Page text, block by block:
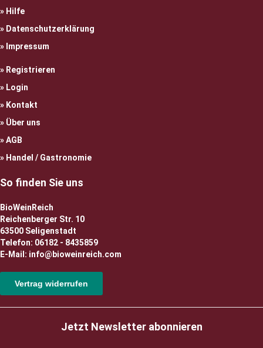
Hilfe
Datenschutzerklärung
Impressum
Registrieren
Login
Kontakt
Über uns
AGB
Handel / Gastronomie
So finden Sie uns
BioWeinReich
Reichenberger Str. 10
63500 Seligenstadt
Telefon: 06182 - 8435859
E-Mail: info@bioweinreich.com
Vertrag widerrufen
Jetzt Newsletter abonnieren